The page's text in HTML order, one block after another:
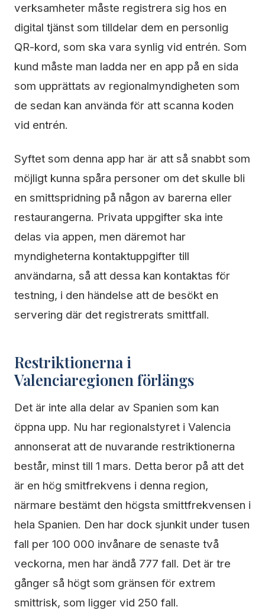
verksamheter måste registrera sig hos en
digital tjänst som tilldelar dem en personlig
QR-kord, som ska vara synlig vid entrén. Som
kund måste man ladda ner en app på en sida
som upprättats av regionalmyndigheten som
de sedan kan använda för att scanna koden
vid entrén.
Syftet som denna app har är att så snabbt som
möjligt kunna spåra personer om det skulle bli
en smittspridning på någon av barerna eller
restaurangerna. Privata uppgifter ska inte
delas via appen, men däremot har
myndigheterna kontaktuppgifter till
användarna, så att dessa kan kontaktas för
testning, i den händelse att de besökt en
servering där det registrerats smittfall.
Restriktionerna i
Valenciaregionen förlängs
Det är inte alla delar av Spanien som kan
öppna upp. Nu har regionalstyret i Valencia
annonserat att de nuvarande restriktionerna
består, minst till 1 mars. Detta beror på att det
är en hög smitfrekvens i denna region,
närmare bestämt den högsta smittfrekvensen i
hela Spanien. Den har dock sjunkit under tusen
fall per 100 000 invånare de senaste två
veckorna, men har ändå 777 fall. Det är tre
gånger så högt som gränsen för extrem
smittrisk, som ligger vid 250 fall.